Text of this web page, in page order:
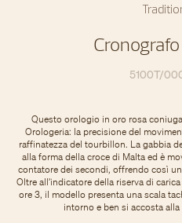
5100T/
Questo orologio in oro rosa
Orologeria: la precisione del
raffinatezza del tourbillon. La gabbia
alla forma della croce di Malta ed è
contatore dei secondi, offrendo così
Oltre all’indicatore della riserva di
ore 3, il modello presenta una scala
intorno e ben si accosta alla